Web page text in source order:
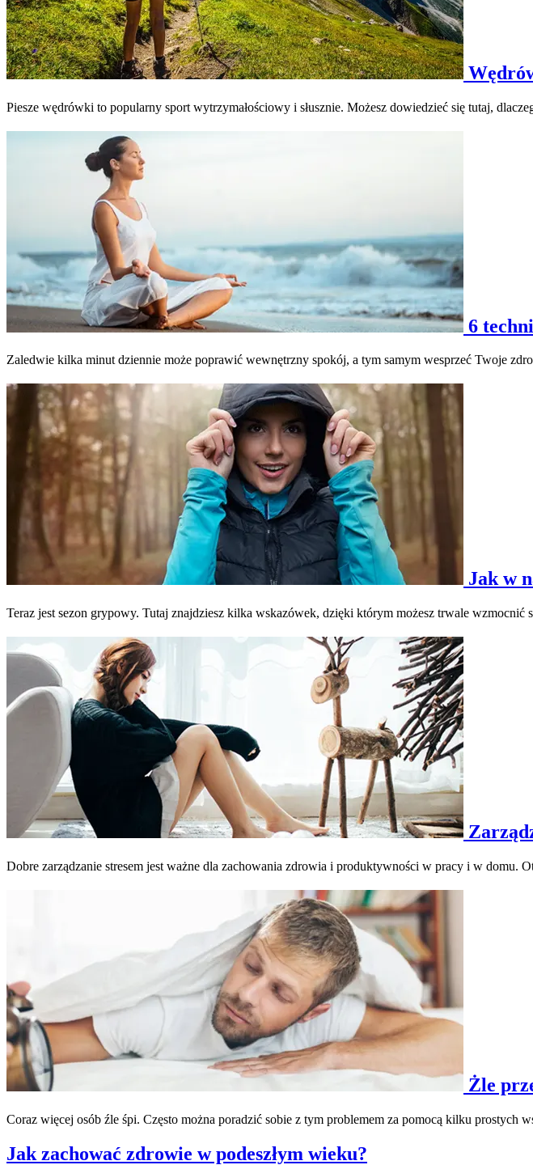
Piesze wędrówki to popularny sport wytrzymałościowy i słusznie. Możesz dowiedzieć się tutaj,
6
Zaledwie kilka minut dziennie może poprawić wewnętrzny spokój, a tym samym wesprzeć Twoje
Jak w
Teraz jest sezon grypowy. Tutaj znajdziesz kilka wskazówek, dzięki którym możesz trwale
Dobre zarządzanie stresem jest ważne dla zachowania zdrowia i produktywności w pracy i w domu.
Żle
Coraz więcej osób źle śpi. Często można poradzić sobie z tym problemem za pomocą kilku prostych
Jak zachować zdrowie w podeszłym wieku?